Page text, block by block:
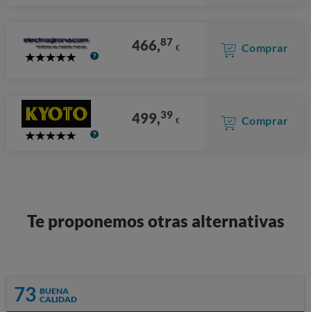
5
466,87 € Comprar
5
499,39 € Comprar
Te proponemos otras alternativas
73 BUENA
CALIDAD